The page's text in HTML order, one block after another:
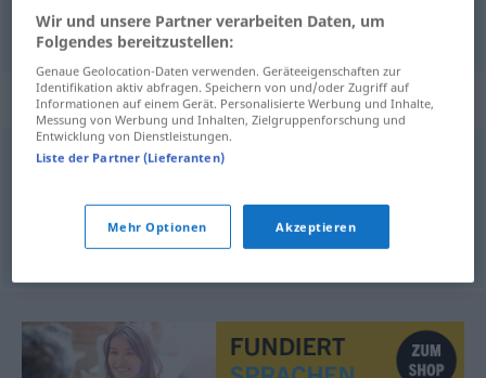
Anhangm (E-Mail) vedlegg
Synonyme für "vedlegg"
tilskudd,tilvekst,økning
Wir und unsere Partner verarbeiten Daten, um
Folgendes bereitzustellen:
Genaue Geolocation-Daten verwenden. Geräteeigenschaften zur
Identifikation aktiv abfragen. Speichern von und/oder Zugriff auf
Informationen auf einem Gerät. Personalisierte Werbung und Inhalte,
Messung von Werbung und Inhalten, Zielgruppenforschung und
Entwicklung von Dienstleistungen.
Liste der Partner (Lieferanten)
Mehr Optionen Akzeptieren